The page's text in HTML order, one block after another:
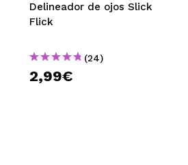
Delineador de ojos Slick
Flick
(24)
2,99€